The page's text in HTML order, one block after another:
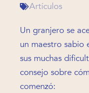
Artículos
Un granjero se
un maestro sabio
sus muchas
consejo sobre
comenzó: